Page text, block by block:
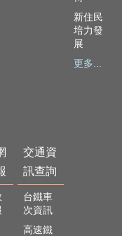
新住民
培力發
展
更多...
交通資
訊查詢
台鐵車
次資訊
高速鐵